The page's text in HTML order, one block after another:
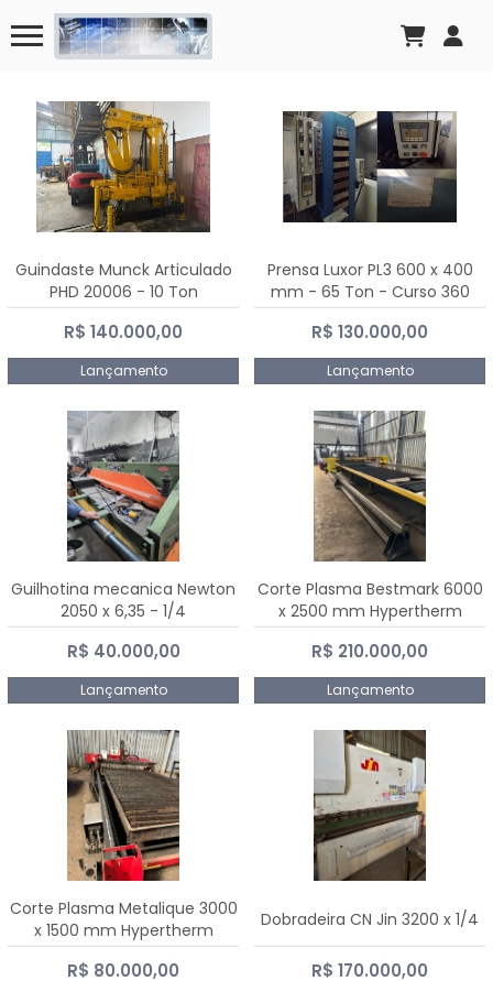
Guindaste Munck Articulado
PHD 20006 - 10 Ton
R$ 140.000,00
Lançamento
Prensa Luxor PL3 600 x 400
mm - 65 Ton - Curso 360
mm
R$ 130.000,00
Lançamento
Guilhotina mecanica Newton
2050 x 6,35 - 1/4
R$ 40.000,00
Lançamento
Corte Plasma Bestmark 6000
x 2500 mm Hypertherm
MaxPro 200
R$ 210.000,00
Lançamento
Corte Plasma Metalique 3000
x 1500 mm Hypertherm
Powermax 45 xp
R$ 80.000,00
Dobradeira CN Jin 3200 x 1/4
R$ 170.000,00